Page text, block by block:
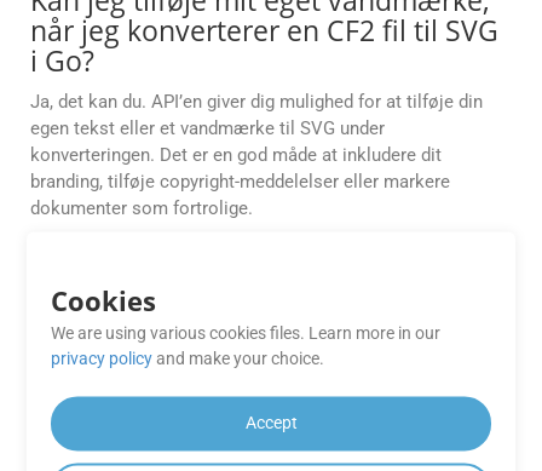
når jeg konverterer en CF2 fil til SVG
i Go?
Ja, det kan du. API’en giver dig mulighed for at tilføje din
egen tekst eller et vandmærke til SVG under
konverteringen. Det er en god måde at inkludere dit
branding, tilføje copyright-meddelelser eller markere
dokumenter som fortrolige.
tilgængelige funktioner i
GroupDocs.Conversion Cloud Free
Apps?
GroupDocs.Conversion Cloud Free Apps kan have
begrænsninger på antallet af konverteringer, filstørrelse
eller outputformater sammenlignet med de betalte
Cookies
We are using various cookies files. Learn more in our
privacy policyand make your choice.
Accept